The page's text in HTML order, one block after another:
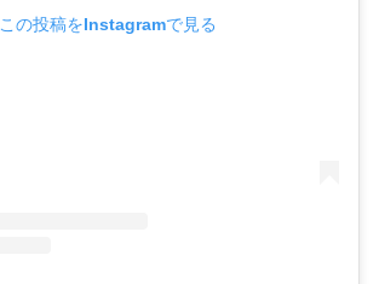
この投稿をInstagramで見る